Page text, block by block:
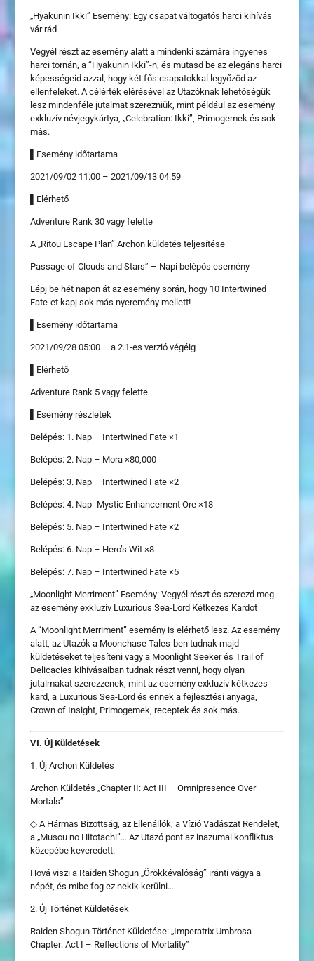
„Hyakunin Ikki” Esemény: Egy csapat váltogatós harci kihívás
vár rád
Vegyél részt az esemény alatt a mindenki számára ingyenes
harci tornán, a “Hyakunin Ikki”-n, és mutasd be az elegáns harci
képességeid azzal, hogy két fős csapatokkal legyőzöd az
ellenfeleket. A célérték elérésével az Utazóknak lehetőségük
lesz mindenféle jutalmat szerezniük, mint például az esemény
exkluzív névjegykártya, „Celebration: Ikki”, Primogemek és sok
más.
▌Esemény időtartama
2021/09/02 11:00 – 2021/09/13 04:59
▌Elérhető
Adventure Rank 30 vagy felette
A „Ritou Escape Plan” Archon küldetés teljesítése
Passage of Clouds and Stars” – Napi belépős esemény
Lépj be hét napon át az esemény során, hogy 10 Intertwined
Fate-et kapj sok más nyeremény mellett!
▌Esemény időtartama
2021/09/28 05:00 – a 2.1-es verzió végéig
▌Elérhető
Adventure Rank 5 vagy felette
▌Esemény részletek
Belépés: 1. Nap – Intertwined Fate ×1
Belépés: 2. Nap – Mora ×80,000
Belépés: 3. Nap – Intertwined Fate ×2
Belépés: 4. Nap- Mystic Enhancement Ore ×18
Belépés: 5. Nap – Intertwined Fate ×2
Belépés: 6. Nap – Hero’s Wit ×8
Belépés: 7. Nap – Intertwined Fate ×5
„Moonlight Merriment” Esemény: Vegyél részt és szerezd meg
az esemény exkluzív Luxurious Sea-Lord Kétkezes Kardot
A “Moonlight Merriment” esemény is elérhető lesz. Az esemény
alatt, az Utazók a Moonchase Tales-ben tudnak majd
küldetéseket teljesíteni vagy a Moonlight Seeker és Trail of
Delicacies kihívásaiban tudnak részt venni, hogy olyan
jutalmakat szerezzenek, mint az esemény exkluzív kétkezes
kard, a Luxurious Sea-Lord és ennek a fejlesztési anyaga,
Crown of Insight, Primogemek, receptek és sok más.
VI. Új Küldetések
1. Új Archon Küldetés
Archon Küldetés „Chapter II: Act III – Omnipresence Over
Mortals”
◇ A Hármas Bizottság, az Ellenállók, a Vízió Vadászat Rendelet,
a „Musou no Hitotachi”… Az Utazó pont az inazumai konfliktus
közepébe keveredett.
Hová viszi a Raiden Shogun „Örökkévalóság” iránti vágya a
népét, és mibe fog ez nekik kerülni…
2. Új Történet Küldetések
Raiden Shogun Történet Küldetése: „Imperatrix Umbrosa
Chapter: Act I – Reflections of Mortality”